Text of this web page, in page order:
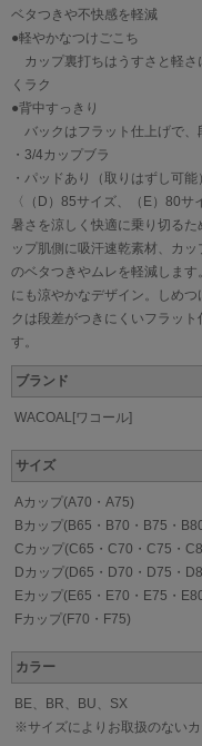
ベタつきや不快感を軽減
●軽やかなつけごこち
カップ裏打ちはうすさと軽さ
くラク
●背中すっきり
バックはフラット仕上げで、
・3/4カップブラ
・パッドあり（取りはずし可能）
〈（D）85サイズ、（E）80
暑さを涼しく快適に乗り切る
ップ肌側に吸汗速乾素材、カ
のベタつきやムレを軽減しま
にも涼やかなデザイン。しめ
クは段差がつきにくいフラッ
す。
ブランド
WACOAL[ワコール]
サイズ
Aカップ(A70・A75)
Bカップ(B65・B70・B75・
Cカップ(C65・C70・C75・
Dカップ(D65・D70・D75・
Eカップ(E65・E70・E75・
Fカップ(F70・F75)
カラー
BE、BR、BU、SX
※サイズによりお取扱のないカ